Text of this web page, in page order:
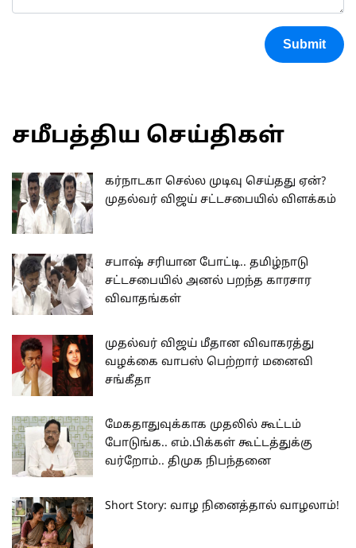
Submit
சமீபத்திய செய்திகள்
கர்நாடகா செல்ல முடிவு செய்தது ஏன்?
முதல்வர் விஜய் சட்டசபையில் விளக்கம்
சபாஷ் சரியான போட்டி.. தமிழ்நாடு
சட்டசபையில் அனல் பறந்த காரசார
விவாதங்கள்
முதல்வர் விஜய் மீதான விவாகரத்து
வழக்கை வாபஸ் பெற்றார் மனைவி
சங்கீதா
மேகதாதுவுக்காக முதலில் கூட்டம்
போடுங்க.. எம்.பிக்கள் கூட்டத்துக்கு
வர்றோம்.. திமுக நிபந்தனை
Short Story: வாழ நினைத்தால் வாழலாம்!